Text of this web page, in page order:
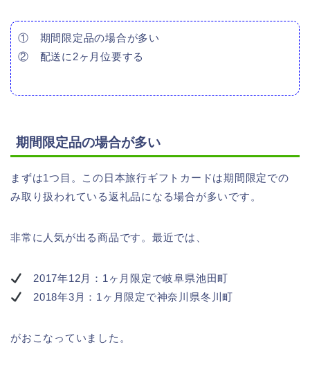
① 期間限定品の場合が多い
② 配送に2ヶ月位要する
期間限定品の場合が多い
まずは1つ目。この日本旅行ギフトカードは期間限定での
み取り扱われている返礼品になる場合が多いです。
非常に人気が出る商品です。最近では、
2017年12月：1ヶ月限定で岐阜県池田町
2018年3月：1ヶ月限定で神奈川県冬川町
がおこなっていました。